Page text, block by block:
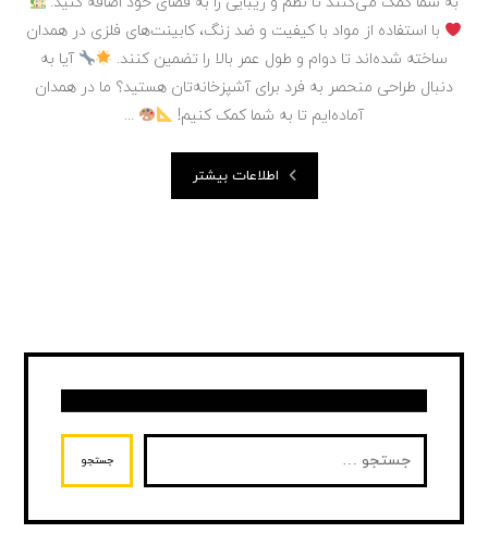
با استفاده از مواد با کیفیت و ضد زنگ، کابینت‌های فلزی در همدان
ساخته شده‌اند تا دوام و طول عمر بالا را تضمین کنند.
آیا به
دنبال طراحی منحصر به فرد برای آشپزخانه‌تان هستید؟ ما در همدان
آماده‌ایم تا به شما کمک کنیم!
...
اطلاعات بیشتر
جستجو